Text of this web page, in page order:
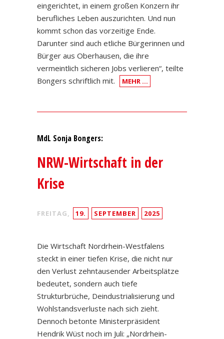
eingerichtet, in einem großen Konzern ihr
berufliches Leben auszurichten. Und nun
kommt schon das vorzeitige Ende.
Darunter sind auch etliche Bürgerinnen und
Bürger aus Oberhausen, die ihre
vermeintlich sicheren Jobs verlieren“, teilte
Bongers schriftlich mit.
MEHR …
MdL Sonja Bongers:
NRW-Wirtschaft in der
Krise
FREITAG, 19. SEPTEMBER 2025
Die Wirtschaft Nordrhein-Westfalens
steckt in einer tiefen Krise, die nicht nur
den Verlust zehntausender Arbeitsplätze
bedeutet, sondern auch tiefe
Strukturbrüche, Deindustrialisierung und
Wohlstandsverluste nach sich zieht.
Dennoch betonte Ministerpräsident
Hendrik Wüst noch im Juli: „Nordrhein-